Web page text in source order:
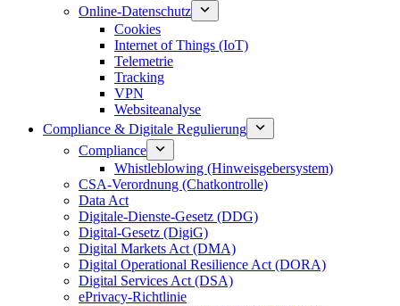
Online-Datenschutz
Cookies
Internet of Things (IoT)
Telemetrie
Tracking
VPN
Websiteanalyse
Compliance & Digitale Regulierung
Compliance
Whistleblowing (Hinweisgebersystem)
CSA-Verordnung (Chatkontrolle)
Data Act
Digitale-Dienste-Gesetz (DDG)
Digital-Gesetz (DigiG)
Digital Markets Act (DMA)
Digital Operational Resilience Act (DORA)
Digital Services Act (DSA)
ePrivacy-Richtlinie